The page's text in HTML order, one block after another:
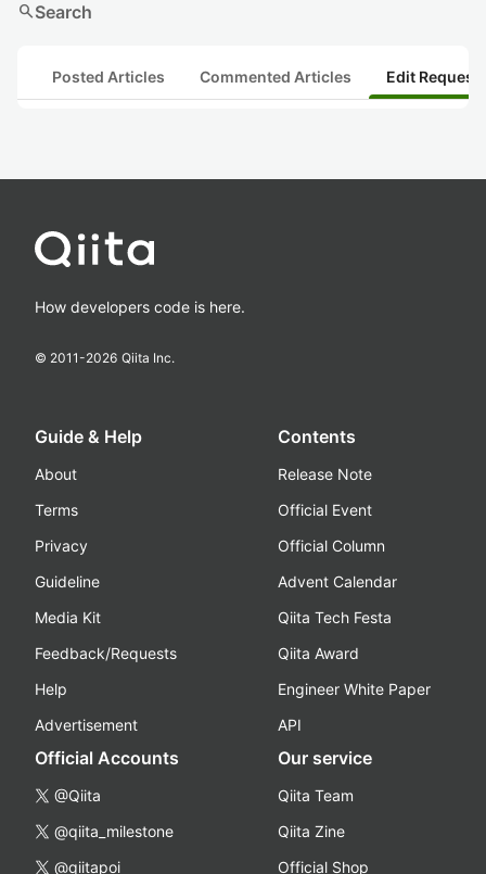
searchSearch
Posted Articles Commented Articles Edit
How developers code is here.
© 2011-2026 Qiita Inc.
Guide & Help
About
Terms
Privacy
Guideline
Media Kit
Feedback/Requests
Help
Advertisement
Contents
Release Note
Official Event
Official Column
Advent Calendar
Qiita Tech Festa
Qiita Award
Engineer White Paper
API
Official Accounts
@Qiita
@qiita_milestone
@qiitapoi
Our service
Qiita Team
Qiita Zine
Official Shop